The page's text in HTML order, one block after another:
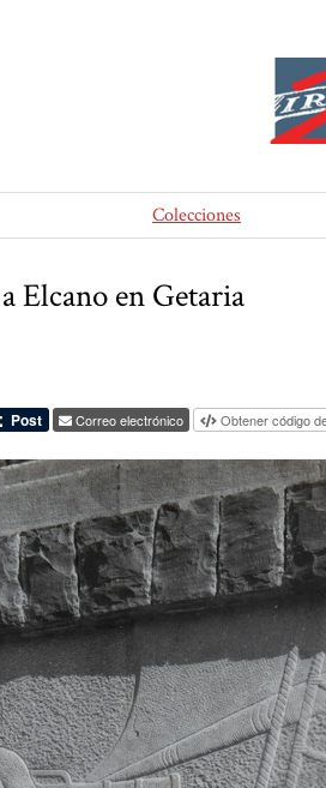
Colecciones
Elcano en Getaria
Correo electrónico Obtener código